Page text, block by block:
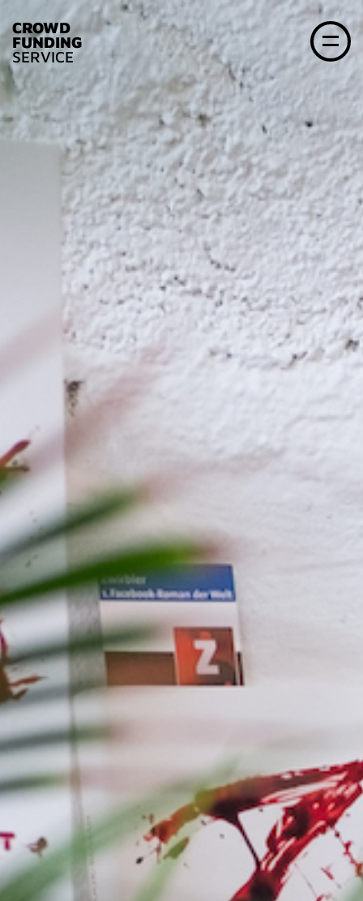
CROWD
FUNDING
SERVICE